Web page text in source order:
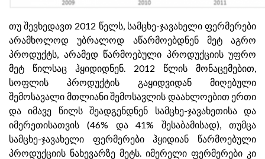
თუ შევხედავთ 2012 წელს, სამცხე-ჯავახელი ფერმერები
არამხოლოდ უბრალოდ აწარმოებდნენ მეტ აგრო
პროდუქტს, არამედ წარმოებული პროდუქციის უფრო
მეტ წილსაც ჰყიდიდნენ. 2012 წლის მონაცემებით,
სოფლის პროდუქტის გაყიდვიდან მიღებული
შემოსავალი მთლიანი შემოსავლის დაახლოებით ერთი
და იმავე წილს შეადგენდნენ სამცხე-ჯავახეთისა და
იმერეთისათვის (46% და 41% შესაბამისად), თუმცა
სამცხე-ჯავახელი ფერმერები ჰყიდიან წარმოებული
პროდუქციის ნახევარზე მეტს. იმერელი ფერმერები კი